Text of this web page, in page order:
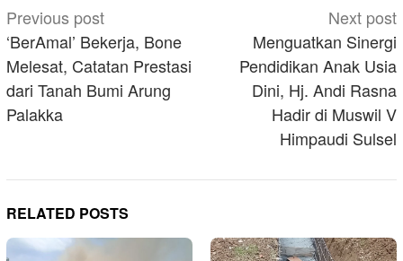
Post
navigation
Previous post
‘BerAmal’ Bekerja, Bone
Melesat, Catatan Prestasi
dari Tanah Bumi Arung
Palakka
Next post
Menguatkan Sinergi
Pendidikan Anak Usia
Dini, Hj. Andi Rasna
Hadir di Muswil V
Himpaudi Sulsel
RELATED POSTS